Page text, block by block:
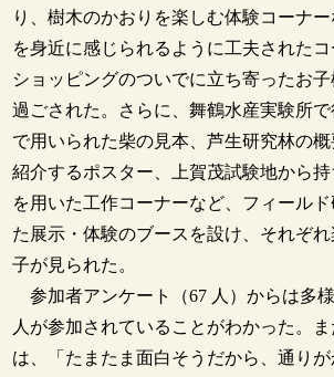
り、樹木のかおりを楽しむ体験コーナ
を身近に感じられるように工夫されたコ
ショッピングのついでに立ち寄ったお
過ごされた。さらに、舞鶴水産実験所
で用いられた柴の見本、芦生研究林の
紹介するポスター、上賀茂試験地から
を用いた工作コーナーなど、フィール
た展示・体験のブースを設け、それぞ
子が見られた。
参加者アンケート（67 人）からは多
人が参加されていることがわかった。
は、「たまたま面白そうだから、通り